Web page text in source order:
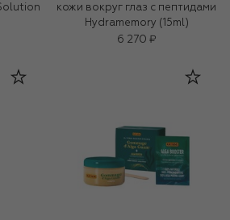
кожи вокруг глаз c пептидами
Hydramemory (15ml)
6 270 ₽